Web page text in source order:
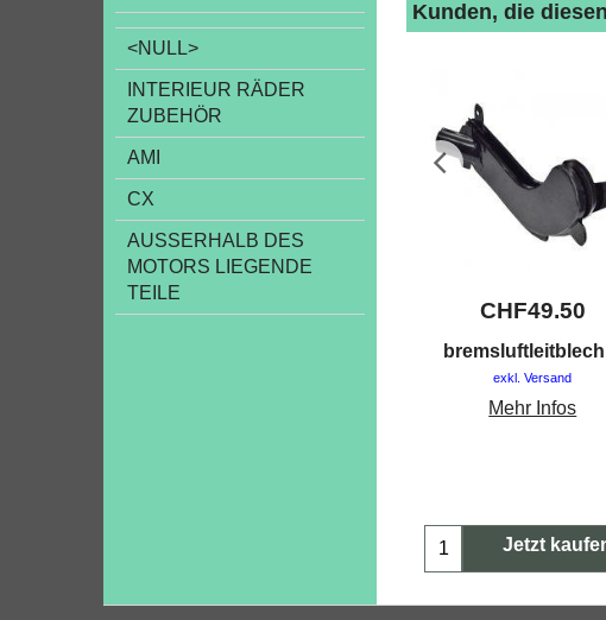
<NULL>
INTERIEUR RÄDER
ZUBEHÖR
AMI
CX
AUSSERHALB DES
MOTORS LIEGENDE
TEILE
Kunden, die
CHF49.50
exkl. Versand
Mehr Infos
Jetzt